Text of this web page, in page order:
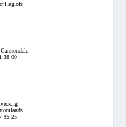
Haglöfs
38 00
95 25